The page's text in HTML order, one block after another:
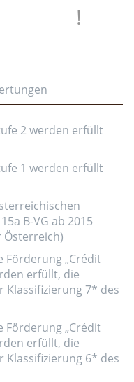
2 werden erfüllt
1 werden erfüllt
B-VG ab 2015
Förderung „Crédit
erfüllt, die
7* des
Förderung „Crédit
erfüllt, die
6* des